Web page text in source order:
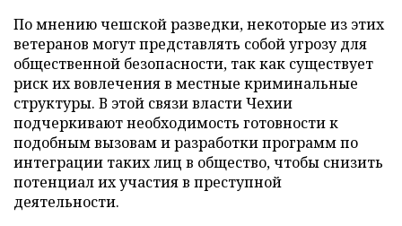
По мнению чешской разведки, некоторые из этих
ветеранов могут представлять собой угрозу для
общественной безопасности, так как существует
риск их вовлечения в местные криминальные
структуры. В этой связи власти Чехии
подчеркивают необходимость готовности к
подобным вызовам и разработки программ по
интеграции таких лиц в общество, чтобы снизить
потенциал их участия в преступной
деятельности.